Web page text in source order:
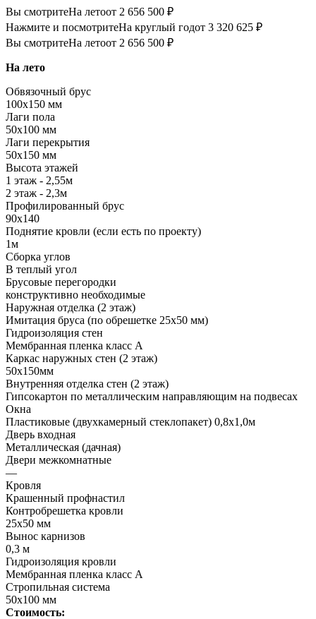
Вы смотритеНа летоот 2 656 500 ₽
Нажмите и посмотритеНа круглый годот 3 320 625 ₽
Вы смотритеНа летоот 2 656 500 ₽
На лето
Обвязочный брус
100х150 мм
Лаги пола
50х100 мм
Лаги перекрытия
50х150 мм
Высота этажей
1 этаж - 2,55м
2 этаж - 2,3м
Профилированный брус
90х140
Поднятие кровли (если есть по проекту)
1м
Сборка углов
В теплый угол
Брусовые перегородки
конструктивно необходимые
Наружная отделка (2 этаж)
Имитация бруса (по обрешетке 25х50 мм)
Гидроизоляция стен
Мембранная пленка класс А
Каркас наружных стен (2 этаж)
50х150мм
Внутренняя отделка стен (2 этаж)
Гипсокартон по металлическим направляющим на подвесах
Окна
Пластиковые (двухкамерный стеклопакет) 0,8х1,0м
Дверь входная
Металлическая (дачная)
Двери межкомнатные
—
Кровля
Крашенный профнастил
Контробрешетка кровли
25х50 мм
Вынос карнизов
0,3 м
Гидроизоляция кровли
Мембранная пленка класс А
Стропильная система
50х100 мм
Стоимость: